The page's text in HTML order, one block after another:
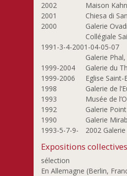
2002
Maison
2001
Chiesa di
2000
Galerie
Collégiale
1991-3-4-2001-04-05-07
Galerie
1999-2004
Galerie du
1999-2006
Eglise
1998
Galerie de
1993
Musée de
1992
Galerie
1990
Galerie
1993-5-7-9-
2002
Expositions collectives
sélection
En Allemagne (Berlin,